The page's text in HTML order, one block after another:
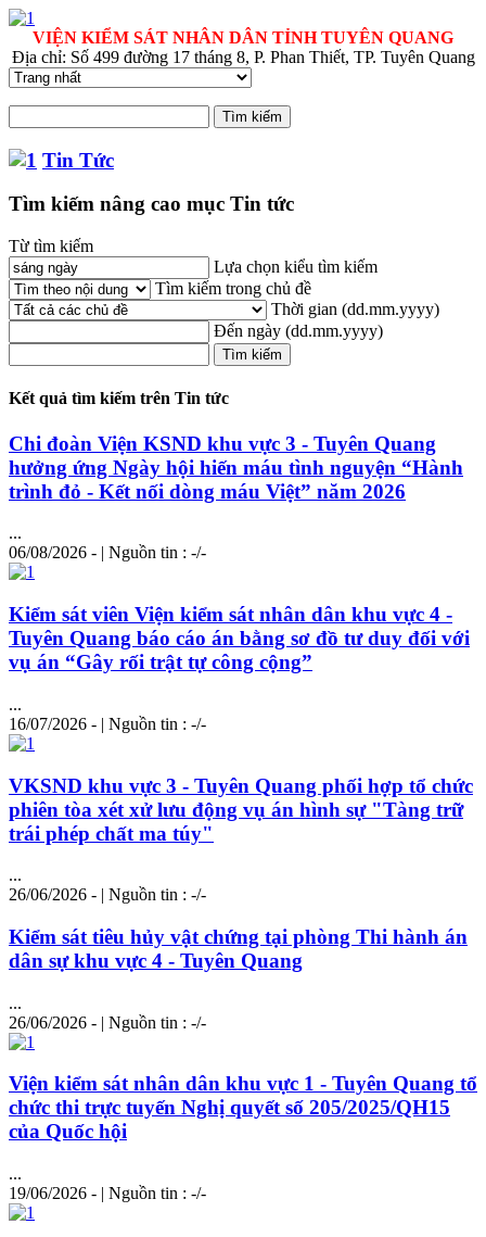
VIỆN KIỂM SÁT NHÂN DÂN TỈNH TUYÊN QUANG
Địa chỉ: Số 499 đường 17 tháng 8, P. Phan Thiết, TP. Tuyên Quang
Tin Tức
Tìm kiếm nâng cao mục Tin tức
Từ tìm kiếm
Lựa chọn kiểu tìm kiếm
Tìm kiếm trong chủ đề
Thời gian (dd.mm.yyyy)
Đến ngày (dd.mm.yyyy)
Kết quả tìm kiếm trên Tin tức
Chi đoàn Viện KSND khu vực 3 - Tuyên Quang
hưởng ứng Ngày hội hiến máu tình nguyện “Hành
trình đỏ - Kết nối dòng máu Việt” năm 2026
...
06/08/2026 - | Nguồn tin : -/-
Kiểm sát viên Viện kiểm sát nhân dân khu vực 4 -
Tuyên Quang báo cáo án bằng sơ đồ tư duy đối với
vụ án “Gây rối trật tự công cộng”
...
16/07/2026 - | Nguồn tin : -/-
VKSND khu vực 3 - Tuyên Quang phối hợp tổ chức
phiên tòa xét xử lưu động vụ án hình sự "Tàng trữ
trái phép chất ma túy"
...
26/06/2026 - | Nguồn tin : -/-
Kiểm sát tiêu hủy vật chứng tại phòng Thi hành án
dân sự khu vực 4 - Tuyên Quang
...
26/06/2026 - | Nguồn tin : -/-
Viện kiểm sát nhân dân khu vực 1 - Tuyên Quang tổ
chức thi trực tuyến Nghị quyết số 205/2025/QH15
của Quốc hội
...
19/06/2026 - | Nguồn tin : -/-